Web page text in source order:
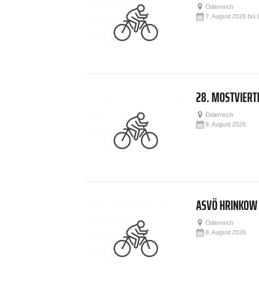
Österreich
7. August 2026 bis
28.
Österreich
8. August 2026
ASVÖ
Österreich
8. August 2026